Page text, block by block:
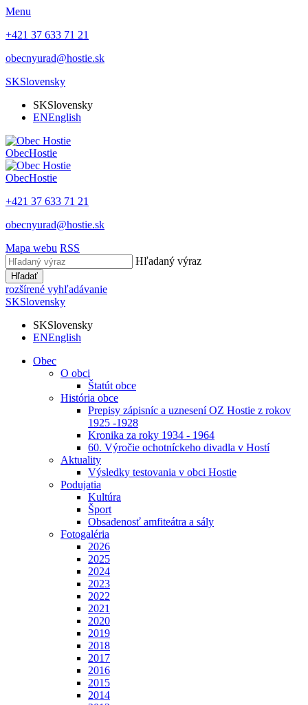
Menu
+421 37 633 71 21
obecnyurad@hostie.sk
SKSlovensky
SKSlovensky
ENEnglish
ObecHostie
ObecHostie
+421 37 633 71 21
obecnyurad@hostie.sk
Mapa webu RSS
Hľadaný výraz
Hľadať
rozšírené vyhľadávanie
SKSlovensky
SKSlovensky
ENEnglish
Obec
O obci
Štatút obce
História obce
Prepisy zápisníc a uznesení OZ Hostie z rokov
1925 -1928
Kronika za roky 1934 - 1964
60. Výročie ochotníckeho divadla v Hostí
Aktuality
Výsledky testovania v obci Hostie
Podujatia
Kultúra
Šport
Obsadenosť amfiteátra a sály
Fotogaléria
2026
2025
2024
2023
2022
2021
2020
2019
2018
2017
2016
2015
2014